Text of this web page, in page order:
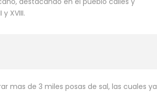
XVIII.
mas de 3 miles posas de sal, las cuales ya